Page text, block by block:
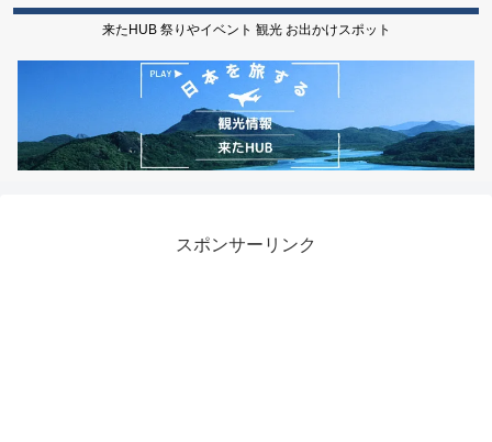
来たHUB 祭りやイベント 観光 お出かけスポット
スポンサーリンク